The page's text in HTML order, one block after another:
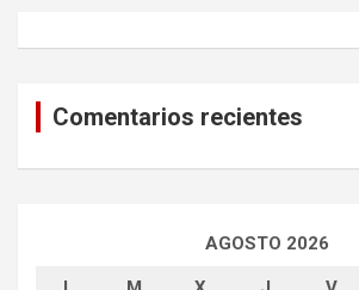
Comentarios recientes
AGOSTO 2026